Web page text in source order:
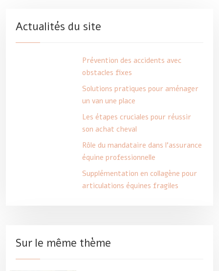
Actualités du site
Prévention des accidents avec
obstacles fixes
Solutions pratiques pour aménager
un van une place
Les étapes cruciales pour réussir
son achat cheval
Rôle du mandataire dans l’assurance
équine professionnelle
Supplémentation en collagène pour
articulations équines fragiles
Sur le même thème